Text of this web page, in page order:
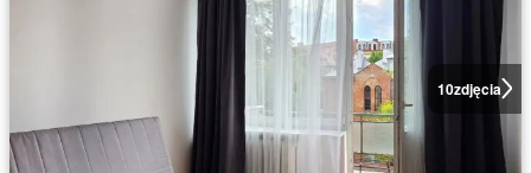
10zdjęcia